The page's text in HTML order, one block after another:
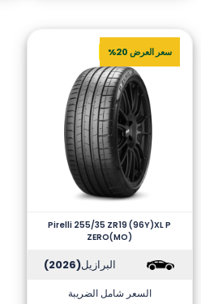
سعر العرض 20%
Pirelli 255/35 ZR19 (96Y)XL P
ZERO(MO)
البرازيل(2026)
السعر شامل الضريبة